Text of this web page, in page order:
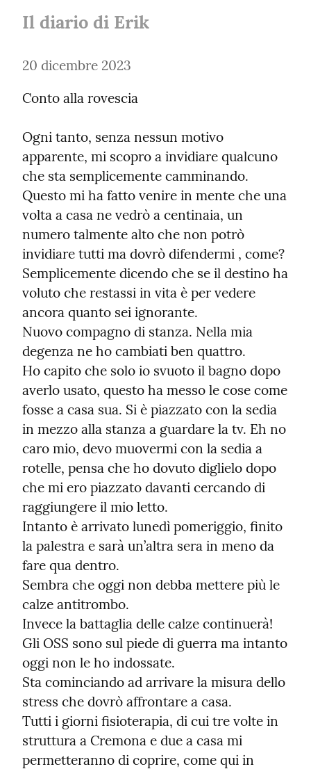
Il diario di Erik
20 dicembre 2023
Conto alla rovescia
Ogni tanto, senza nessun motivo
apparente, mi scopro a invidiare qualcuno
che sta semplicemente camminando.
Questo mi ha fatto venire in mente che una
volta a casa ne vedrò a centinaia, un
numero talmente alto che non potrò
invidiare tutti ma dovrò difendermi , come?
Semplicemente dicendo che se il destino ha
voluto che restassi in vita è per vedere
ancora quanto sei ignorante.
Nuovo compagno di stanza. Nella mia
degenza ne ho cambiati ben quattro.
Ho capito che solo io svuoto il bagno dopo
averlo usato, questo ha messo le cose come
fosse a casa sua. Si è piazzato con la sedia
in mezzo alla stanza a guardare la tv. Eh no
caro mio, devo muovermi con la sedia a
rotelle, pensa che ho dovuto diglielo dopo
che mi ero piazzato davanti cercando di
raggiungere il mio letto.
Intanto è arrivato lunedì pomeriggio, finito
la palestra e sarà un’altra sera in meno da
fare qua dentro.
Sembra che oggi non debba mettere più le
calze antitrombo.
Invece la battaglia delle calze continuerà!
Gli OSS sono sul piede di guerra ma intanto
oggi non le ho indossate.
Sta cominciando ad arrivare la misura dello
stress che dovrò affrontare a casa.
Tutti i giorni fisioterapia, di cui tre volte in
struttura a Cremona e due a casa mi
permetteranno di coprire, come qui in